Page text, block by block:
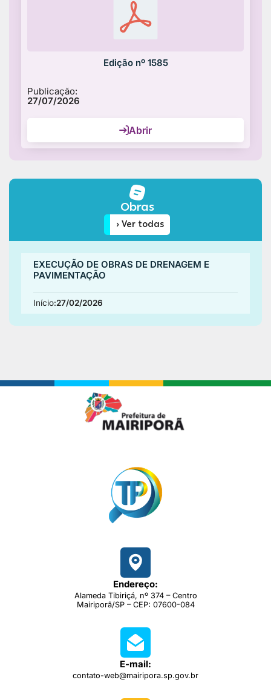
Edição nº 1585
Publicação:
27/07/2026
Abrir
Obras
› Ver todas
EXECUÇÃO DE OBRAS DE DRENAGEM E
PAVIMENTAÇÃO
Início:27/02/2026
Endereço:
Alameda Tibiriçá, nº 374 – Centro
Mairiporã/SP – CEP: 07600-084
E-mail:
contato-web@mairipora.sp.gov.br